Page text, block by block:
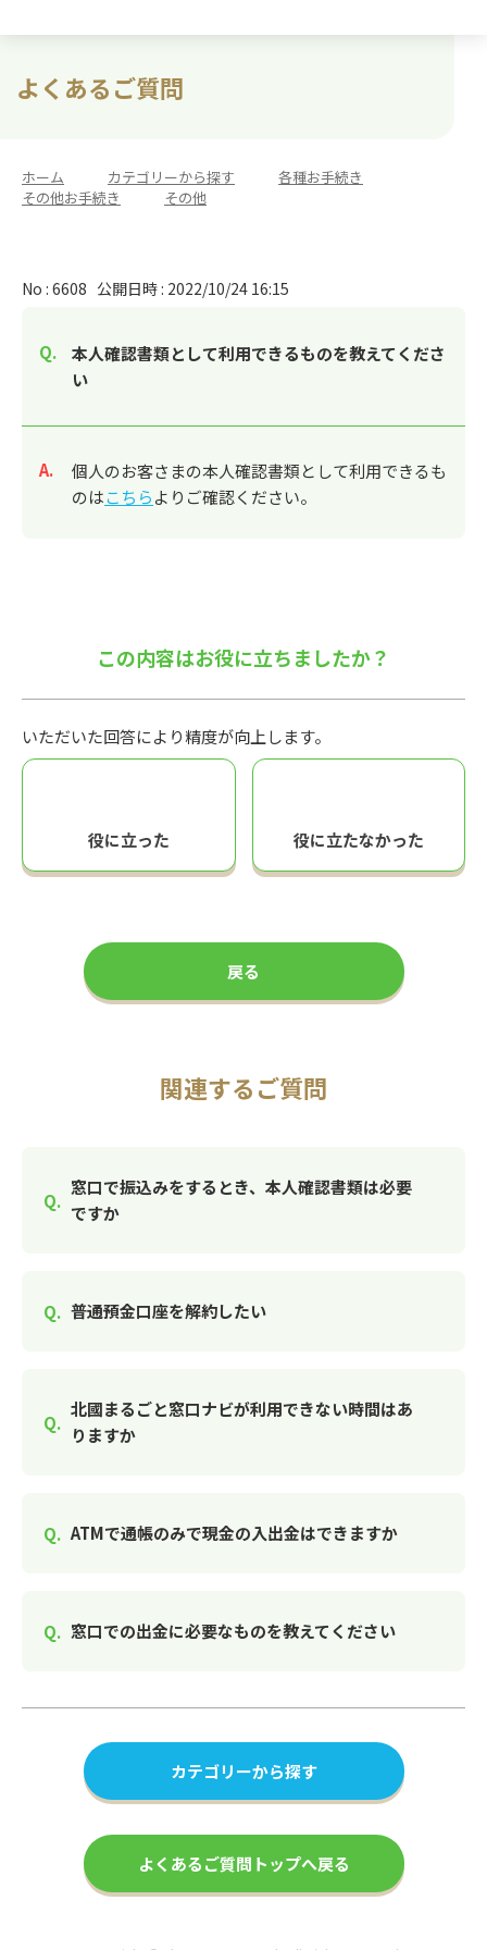
よくあるご質問
ホーム カテゴリーから探す 各種お手続き
その他お手続き
その他
No : 6608 公開日時 : 2022/10/24 16:15
本人確認書類として利用できるものを教えてくださ
い
回答
個人のお客さまの本人確認書類として利用できるも
のはこちらよりご確認ください。
この内容はお役に立ちましたか？
いただいた回答により精度が向上します。
役に立った 役に立たなかった
戻る
関連するご質問
窓口で振込みをするとき、本人確認書類は必要
ですか
普通預金口座を解約したい
北國まるごと窓口ナビが利用できない時間はあ
りますか
ATMで通帳のみで現金の入出金はできますか
窓口での出金に必要なものを教えてください
カテゴリーから探す
よくあるご質問トップへ戻る